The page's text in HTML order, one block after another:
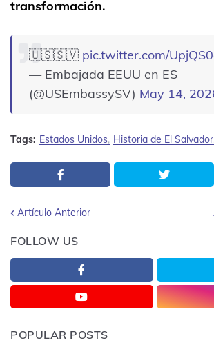
transformación.
🇺🇸🇸🇻 pic.twitter.com/
— Embajada EEUU en ES
(@USEmbassySV) May 14,
Tags: Estados Unidos Historia de El Salvador
Artículo Anterior
FOLLOW US
POPULAR POSTS